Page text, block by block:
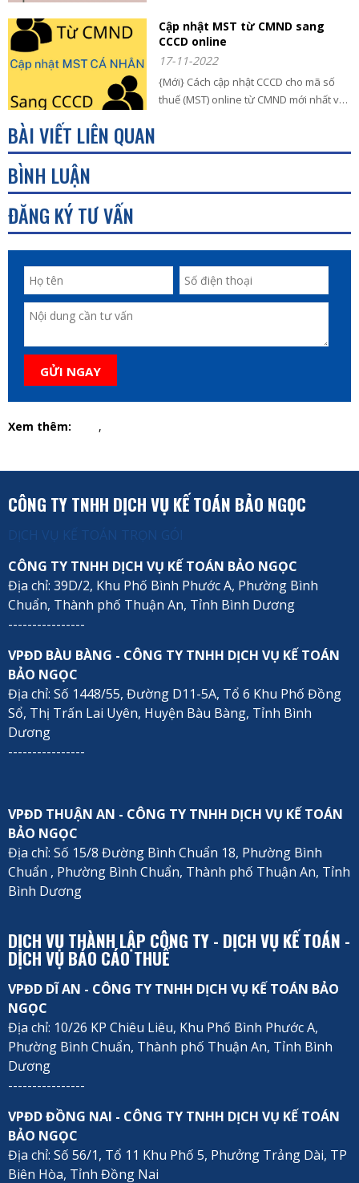
cùng Báo Cáo thuế Bình Dương tìm hiểu
trong bài viết sau:
Cập nhật MST từ CMND sang
CCCD online
17-11-2022
{Mới} Cách cập nhật CCCD cho mã số
thuế (MST) online từ CMND mới nhất và
BÀI VIẾT LIÊN QUAN
BÌNH LUẬN
ĐĂNG KÝ TƯ VẤN
GỬI NGAY
Xem thêm: ,
CÔNG TY TNHH DỊCH VỤ KẾ TOÁN BẢO NGỌC
DỊCH VỤ KẾ TOÁN TRỌN GÓI
CÔNG TY TNHH DỊCH VỤ KẾ TOÁN BẢO NGỌC
Địa chỉ: 39D/2, Khu Phố Bình Phước A, Phường Bình
Chuẩn, Thành phố Thuận An, Tỉnh Bình Dương
----------------
VPĐD BÀU BÀNG - CÔNG TY TNHH DỊCH VỤ KẾ TOÁN
BẢO NGỌC
Địa chỉ: Số 1448/55, Đường D11-5A, Tổ 6 Khu Phố Đồng
Sổ, Thị Trấn Lai Uyên, Huyện Bàu Bàng, Tỉnh Bình
Dương
----------------
VPĐD THUẬN AN - CÔNG TY TNHH DỊCH VỤ KẾ TOÁN
BẢO NGỌC
Địa chỉ: Số 15/8 Đường Bình Chuẩn 18, Phường Bình
Chuẩn , Phường Bình Chuẩn, Thành phố Thuận An, Tỉnh
Bình Dương
DỊCH VỤ THÀNH LẬP CÔNG TY - DỊCH VỤ KẾ TOÁN -
DỊCH VỤ BÁO CÁO THUẾ
VPĐD DĨ AN - CÔNG TY TNHH DỊCH VỤ KẾ TOÁN BẢO
NGỌC
Địa chỉ: 10/26 KP Chiêu Liêu, Khu Phố Bình Phước A,
Phường Bình Chuẩn, Thành phố Thuận An, Tỉnh Bình
Dương
----------------
VPĐD ĐỒNG NAI - CÔNG TY TNHH DỊCH VỤ KẾ TOÁN
BẢO NGỌC
Địa chỉ: Số 56/1, Tổ 11 Khu Phố 5, Phưởng Trảng Dài, TP
Biên Hòa, Tỉnh Đồng Nai